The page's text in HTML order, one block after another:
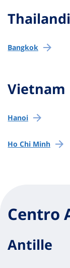
Bangkok
Vietnam
Hanoi
Ho Chi Minh
Centro
Antille